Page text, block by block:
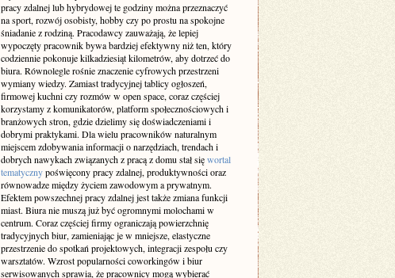
pracy zdalnej lub hybrydowej te godziny można przeznaczyć
na sport, rozwój osobisty, hobby czy po prostu na spokojne
śniadanie z rodziną. Pracodawcy zauważają, że lepiej
wypoczęty pracownik bywa bardziej efektywny niż ten, który
codziennie pokonuje kilkadziesiąt kilometrów, aby dotrzeć do
biura. Równolegle rośnie znaczenie cyfrowych przestrzeni
wymiany wiedzy. Zamiast tradycyjnej tablicy ogłoszeń,
firmowej kuchni czy rozmów w open space, coraz częściej
korzystamy z komunikatorów, platform społecznościowych i
branżowych stron, gdzie dzielimy się doświadczeniami i
dobrymi praktykami. Dla wielu pracowników naturalnym
miejscem zdobywania informacji o narzędziach, trendach i
dobrych nawykach związanych z pracą z domu stał sięwortal
tematycznypoświęcony pracy zdalnej, produktywności oraz
równowadze między życiem zawodowym a prywatnym.
Efektem powszechnej pracy zdalnej jest także zmiana funkcji
miast. Biura nie muszą już być ogromnymi molochami w
centrum. Coraz częściej firmy ograniczają powierzchnię
tradycyjnych biur, zamieniając je w mniejsze, elastyczne
przestrzenie do spotkań projektowych, integracji zespołu czy
warsztatów. Wzrost popularności coworkingów i biur
serwisowanych sprawia, że pracownicy mogą wybierać